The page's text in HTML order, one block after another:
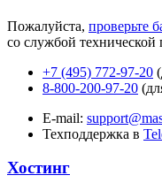
Пожалуйста, проверьте
со службой технической
+7 (495) 772-97-20
8-800-200-97-20
E-mail:
Техподдержка в
Хостинг